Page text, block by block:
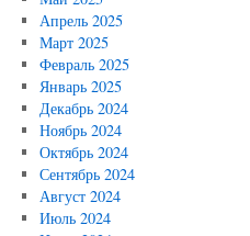
Апрель 2025
Март 2025
Февраль 2025
Январь 2025
Декабрь 2024
Ноябрь 2024
Октябрь 2024
Сентябрь 2024
Август 2024
Июль 2024